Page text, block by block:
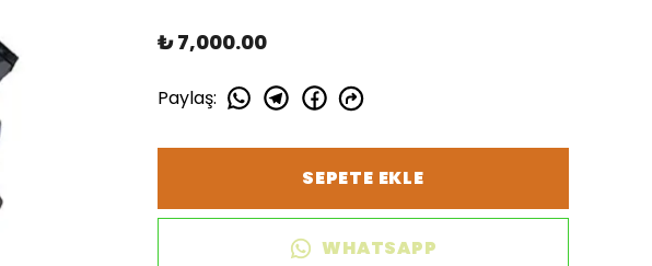
₺ 7,000.00
Paylaş:
SEPETE EKLE
WHATSAPP